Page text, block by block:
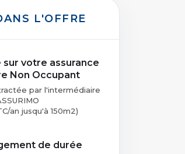
L'OFFRE
sur votre assurance
Non Occupant
par l'intermédiaire
an jusqu'à 150m2)
de durée